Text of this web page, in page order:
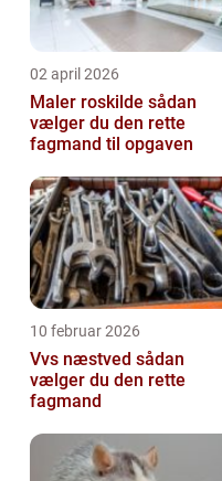
02 april 2026
Maler roskilde sådan
vælger du den rette
fagmand til opgaven
10 februar 2026
Vvs næstved sådan
vælger du den rette
fagmand